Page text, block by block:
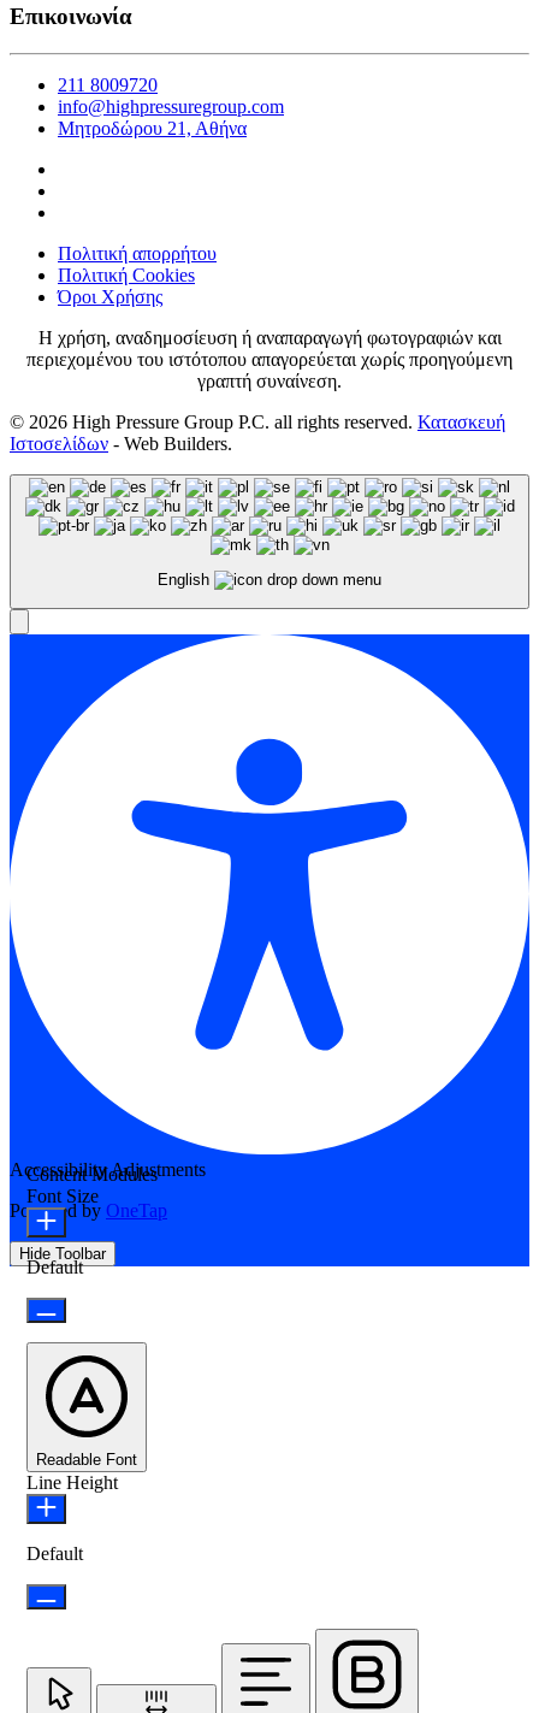
Επικοινωνία
211 8009720
info@highpressuregroup.com
Μητροδώρου 21, Αθήνα
Πολιτική απορρήτου
Πολιτική Cookies
Όροι Χρήσης
Η χρήση, αναδημοσίευση ή αναπαραγωγή φωτογραφιών και
περιεχομένου του ιστότοπου απαγορεύεται χωρίς προηγούμενη
γραπτή συναίνεση.
© 2026 High Pressure Group P.C. all rights reserved. Κατασκευή
Ιστοσελίδων - Web Builders.
English
Accessibility Adjustments
Powered by OneTap
Hide Toolbar
Content Modules
Font Size
Default
Readable Font
Line Height
Default